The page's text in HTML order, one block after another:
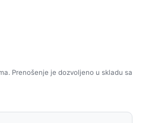
Prenošenje je dozvoljeno u skladu sa